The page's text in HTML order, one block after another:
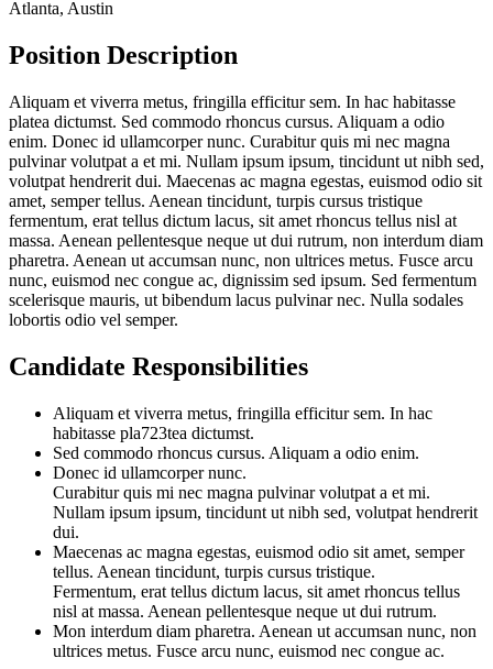
Atlanta, Austin
Position Description
Aliquam et viverra metus, fringilla efficitur sem. In hac habitasse
platea dictumst. Sed commodo rhoncus cursus. Aliquam a odio
enim. Donec id ullamcorper nunc. Curabitur quis mi nec magna
pulvinar volutpat a et mi. Nullam ipsum ipsum, tincidunt ut nibh sed,
volutpat hendrerit dui. Maecenas ac magna egestas, euismod odio sit
amet, semper tellus. Aenean tincidunt, turpis cursus tristique
fermentum, erat tellus dictum lacus, sit amet rhoncus tellus nisl at
massa. Aenean pellentesque neque ut dui rutrum, non interdum diam
pharetra. Aenean ut accumsan nunc, non ultrices metus. Fusce arcu
nunc, euismod nec congue ac, dignissim sed ipsum. Sed fermentum
scelerisque mauris, ut bibendum lacus pulvinar nec. Nulla sodales
lobortis odio vel semper.
Candidate Responsibilities
Aliquam et viverra metus, fringilla efficitur sem. In hac
habitasse pla723tea dictumst.
Sed commodo rhoncus cursus. Aliquam a odio enim.
Donec id ullamcorper nunc.
Curabitur quis mi nec magna pulvinar volutpat a et mi.
Nullam ipsum ipsum, tincidunt ut nibh sed, volutpat hendrerit
dui.
Maecenas ac magna egestas, euismod odio sit amet, semper
tellus. Aenean tincidunt, turpis cursus tristique.
Fermentum, erat tellus dictum lacus, sit amet rhoncus tellus
nisl at massa. Aenean pellentesque neque ut dui rutrum.
Mon interdum diam pharetra. Aenean ut accumsan nunc, non
ultrices metus. Fusce arcu nunc, euismod nec congue ac.